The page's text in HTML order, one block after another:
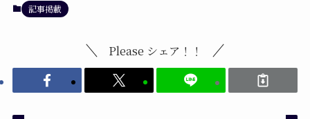
記事掲載
Please シェア！！